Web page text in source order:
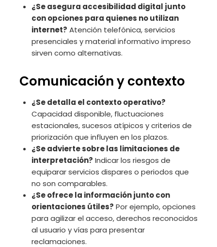
¿Se asegura accesibilidad digital junto
con opciones para quienes no utilizan
internet? Atención telefónica, servicios
presenciales y material informativo impreso
sirven como alternativas.
Comunicación y contexto
¿Se detalla el contexto operativo?
Capacidad disponible, fluctuaciones
estacionales, sucesos atípicos y criterios de
priorización que influyen en los plazos.
¿Se advierte sobre las limitaciones de
interpretación? Indicar los riesgos de
equiparar servicios dispares o periodos que
no son comparables.
¿Se ofrece la información junto con
orientaciones útiles? Por ejemplo, opciones
para agilizar el acceso, derechos reconocidos
al usuario y vías para presentar
reclamaciones.